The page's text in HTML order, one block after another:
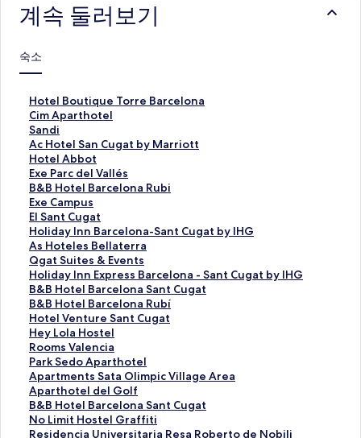
계속 둘러보기
숙소
Hotel Boutique Torre Barcelona
H
o
t
e
l
B
o
u
t
i
q
u
e
T
o
r
r
e
B
a
r
c
e
l
Cim Aparthotel
C
i
m
A
p
a
r
t
h
o
t
e
l
페
이
지
를
여
는
링
크
Sandi
S
a
n
d
i
페
이
지
를
여
는
링
크
Ac Hotel San Cugat by Marriott
A
c
H
o
t
e
l
S
a
n
C
u
g
a
t
b
y
M
a
r
r
Hotel Abbot
H
o
t
e
l
A
b
b
o
t
페
이
지
를
여
는
링
크
Exe Parc del Vallés
E
x
e
P
a
r
c
d
e
l
V
a
l
l
é
s
페
이
지
B&B Hotel Barcelona Rubi
B
&
B
H
o
t
e
l
B
a
r
c
e
l
o
n
a
R
Exe Campus
E
x
e
C
a
m
p
u
s
페
이
지
를
여
는
링
크
El Sant Cugat
E
l
S
a
n
t
C
u
g
a
t
페
이
지
를
여
Holiday Inn Barcelona-Sant Cugat by IHG
H
o
l
i
d
a
y
I
n
n
B
a
r
c
e
As Hoteles Bellaterra
A
s
H
o
t
e
l
e
s
B
e
l
l
a
Qgat Suites & Events
Q
g
a
t
S
u
i
t
e
s
&
E
v
Holiday Inn Express Barcelona - Sant Cugat by IHG
H
o
l
i
d
a
y
I
n
n
E
x
B&B Hotel Barcelona Sant Cugat
B
&
B
H
o
t
e
l
B
a
r
B&B Hotel Barcelona Rubí
B
&
B
H
o
t
e
l
B
a
Hotel Venture Sant Cugat
H
o
t
e
l
V
e
n
t
Hey Lola Hostel
H
e
y
L
o
l
a
H
Rooms Valencia
R
o
o
m
s
V
a
Park Sedo Aparthotel
P
a
r
k
S
e
Apartments Sata Olimpic Village Area
A
p
a
r
t
Aparthotel del Golf
A
p
a
r
B&B Hotel Barcelona Sant Cugat
B
&
B
No Limit Hostel Graffiti
N
o
Residencia Universitaria Resa Roberto de Nobili
R